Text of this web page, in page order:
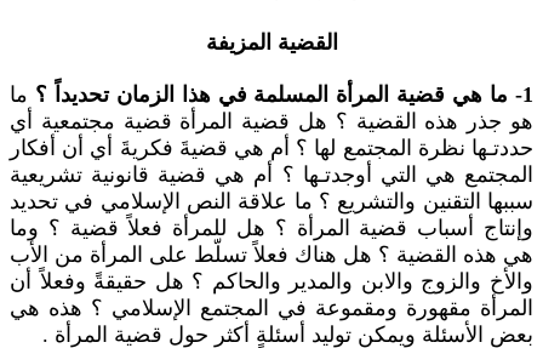
القضية المزيفة
1- ما هي قضية المرأة المسلمة في هذا الزمان تحديداً ؟
ما
هو جذر هذه القضية ؟ هل قضية المرأة قضية مجتمعية أي
حددتـها نظرة المجتمع لها ؟ أم هي قضيةَ فكريةَ أي أن أفكار
المجتمع هي التي أوجدتـها ؟ أم هي قضية قانونية تشريعية
سببها التقنين والتشريع ؟ ما علاقة النص الإسلامي في تحديد
وإنتاج أسباب قضية المرأة ؟ هل للمرأة فعلاً قضية ؟ وما
هي هذه القضية ؟ هل هناك فعلاً تسلّط على المرأة من الأب
والأخ والزوج والابن والمدير والحاكم ؟ هل حقيقةً وفعلاً أن
المرأة مقهورة ومقموعة في المجتمع الإسلامي ؟ هذه هي
بعض الأسئلة ويمكن توليد أسئلةٍ أكثر حول قضية المرأة .